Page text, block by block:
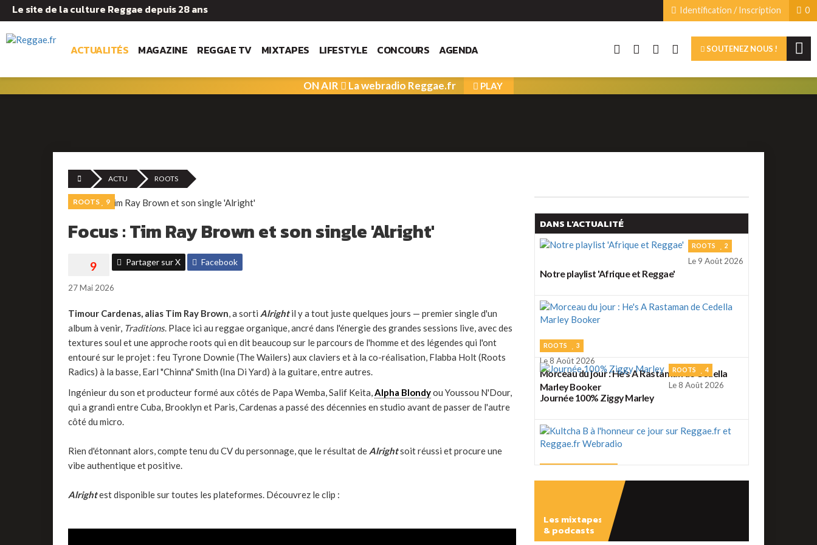
Le site de la culture Reggae depuis 28 ans 0
Identification / Inscription
ACTUALITÉS MAGAZINE REGGAE TV MIXTAPES LIFESTYLE CONCOURS AGENDA SOUTENEZ NOUS !
ON AIR La webradio Reggae.fr PLAY
ACTU ROOTS
ROOTS 9
Focus : Tim Ray Brown et son single 'Alright'
Partager sur X Facebook
27 Mai 2026
Timour Cardenas, alias Tim Ray Brown, a sorti Alrightil y a tout juste quelques jours — premier single d'un
album à venir, Traditions. Place ici au reggae organique, ancré dans l'énergie des grandes sessions live, avec des
textures soul et une approche roots qui en dit beaucoup sur le parcours de l'homme et des légendes qui l'ont
entouré sur le projet : feu Tyrone Downie (The Wailers) aux claviers et à la co-réalisation, Flabba Holt (Roots
Radics) à la basse, Earl "Chinna" Smith (Ina Di Yard) à la guitare, entre autres.
Ingénieur du son et producteur formé aux côtés de Papa Wemba, Salif Keita,Alpha Blondyou Youssou N'Dour,
qui a grandi entre Cuba, Brooklyn et Paris, Cardenas a passé des décennies en studio avant de passer de l'autre
côté du micro.
Rien d'étonnant alors, compte tenu du CV du personnage, que le résultat de Alrightsoit réussi et procure une
vibe authentique et positive.
Alrightest disponible sur toutes les plateformes. Découvrez le clip :
DANS L'ACTUALITÉ
ROOTS 2
Le 9 Août 2026
Notre playlist 'Afrique et Reggae'
ROOTS 3
Le 8 Août 2026
Morceau du jour : He's A Rastaman de Cedella
Marley Booker
ROOTS 4
Le 8 Août 2026
Journée 100% Ziggy Marley
Kultcha B à l'honneur ce jour sur Reggae.fr et
Reggae.fr Webradio
REGGAE FRANÇAIS
Le 7 Août 2026
Les mixtapes
& podcasts